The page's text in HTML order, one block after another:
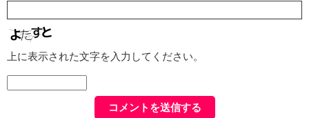
上に表示された文字を入力してください。